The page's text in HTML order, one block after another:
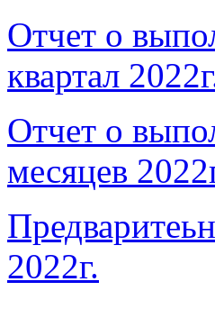
Отчет о
квартал
Отчет о
месяцев
2022г.